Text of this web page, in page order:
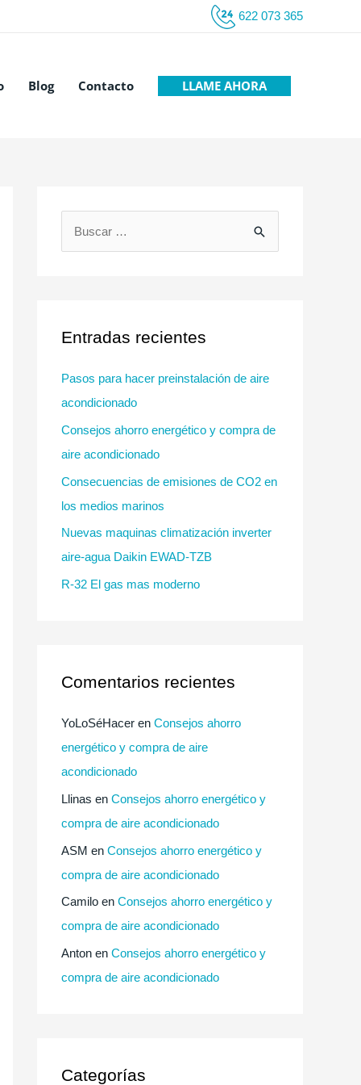
622 073 365
Blog Contacto LLAME AHORA
rEntradas recientes
Pasos para hacer preinstalación de aire
acondicionado
Consejos ahorro energético y compra de
aire acondicionado
Consecuencias de emisiones de CO2 en
los medios marinos
Nuevas maquinas climatización inverter
aire-agua Daikin EWAD-TZB
R-32 El gas mas moderno
Comentarios recientes
YoLoSéHacer en Consejos ahorro
energético y compra de aire
acondicionado
Llinas en Consejos ahorro energético y
compra de aire acondicionado
ASM en Consejos ahorro energético y
compra de aire acondicionado
Camilo en Consejos ahorro energético y
compra de aire acondicionado
Anton en Consejos ahorro energético y
compra de aire acondicionado
Categorías